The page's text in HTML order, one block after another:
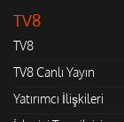
TV8
TV8
TV8 Canlı Yayın
Yatırımcı İlişkileri